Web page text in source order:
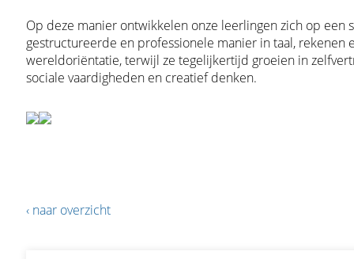
Op deze manier ontwikkelen onze leerlingen zich op een
gestructureerde en professionele manier in taal, rekenen
wereldoriëntatie, terwijl ze tegelijkertijd groeien in
sociale vaardigheden en creatief denken.
‹ naar overzicht